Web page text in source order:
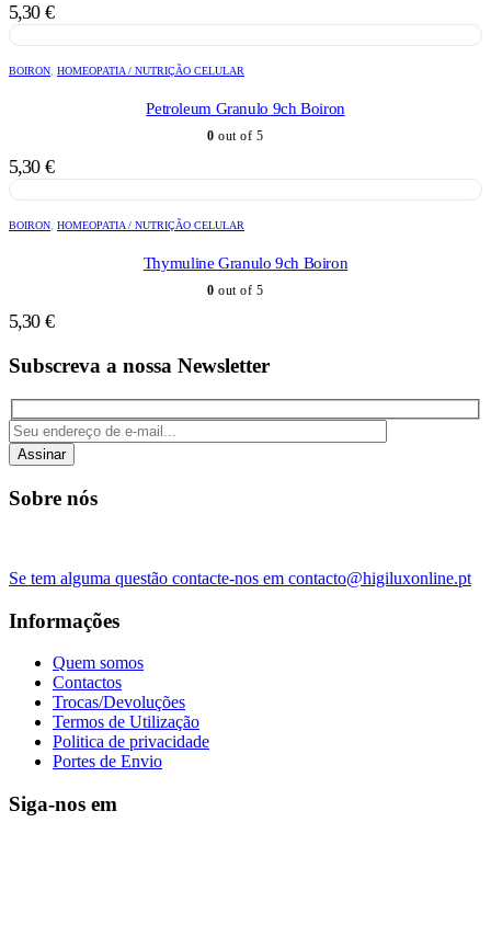
5,30 €
BOIRON, HOMEOPATIA / NUTRIÇÃO CELULAR
Petroleum Granulo 9ch Boiron
0 out of 5
5,30 €
BOIRON, HOMEOPATIA / NUTRIÇÃO CELULAR
Thymuline Granulo 9ch Boiron
0 out of 5
5,30 €
Subscreva a nossa Newsletter
Assinar
Sobre nós
Se tem alguma questão contacte-nos em contacto@higiluxonline.pt
Informações
Quem somos
Contactos
Trocas/Devoluções
Termos de Utilização
Politica de privacidade
Portes de Envio
Siga-nos em